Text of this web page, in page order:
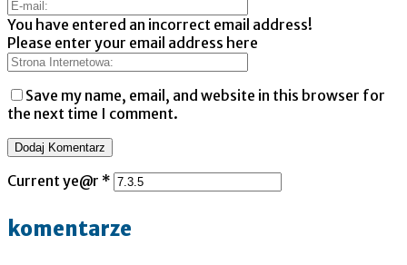
You have entered an incorrect email address!
Please enter your email address here
Save my name, email, and website in this browser for
the next time I comment.
Current ye@r *
komentarze